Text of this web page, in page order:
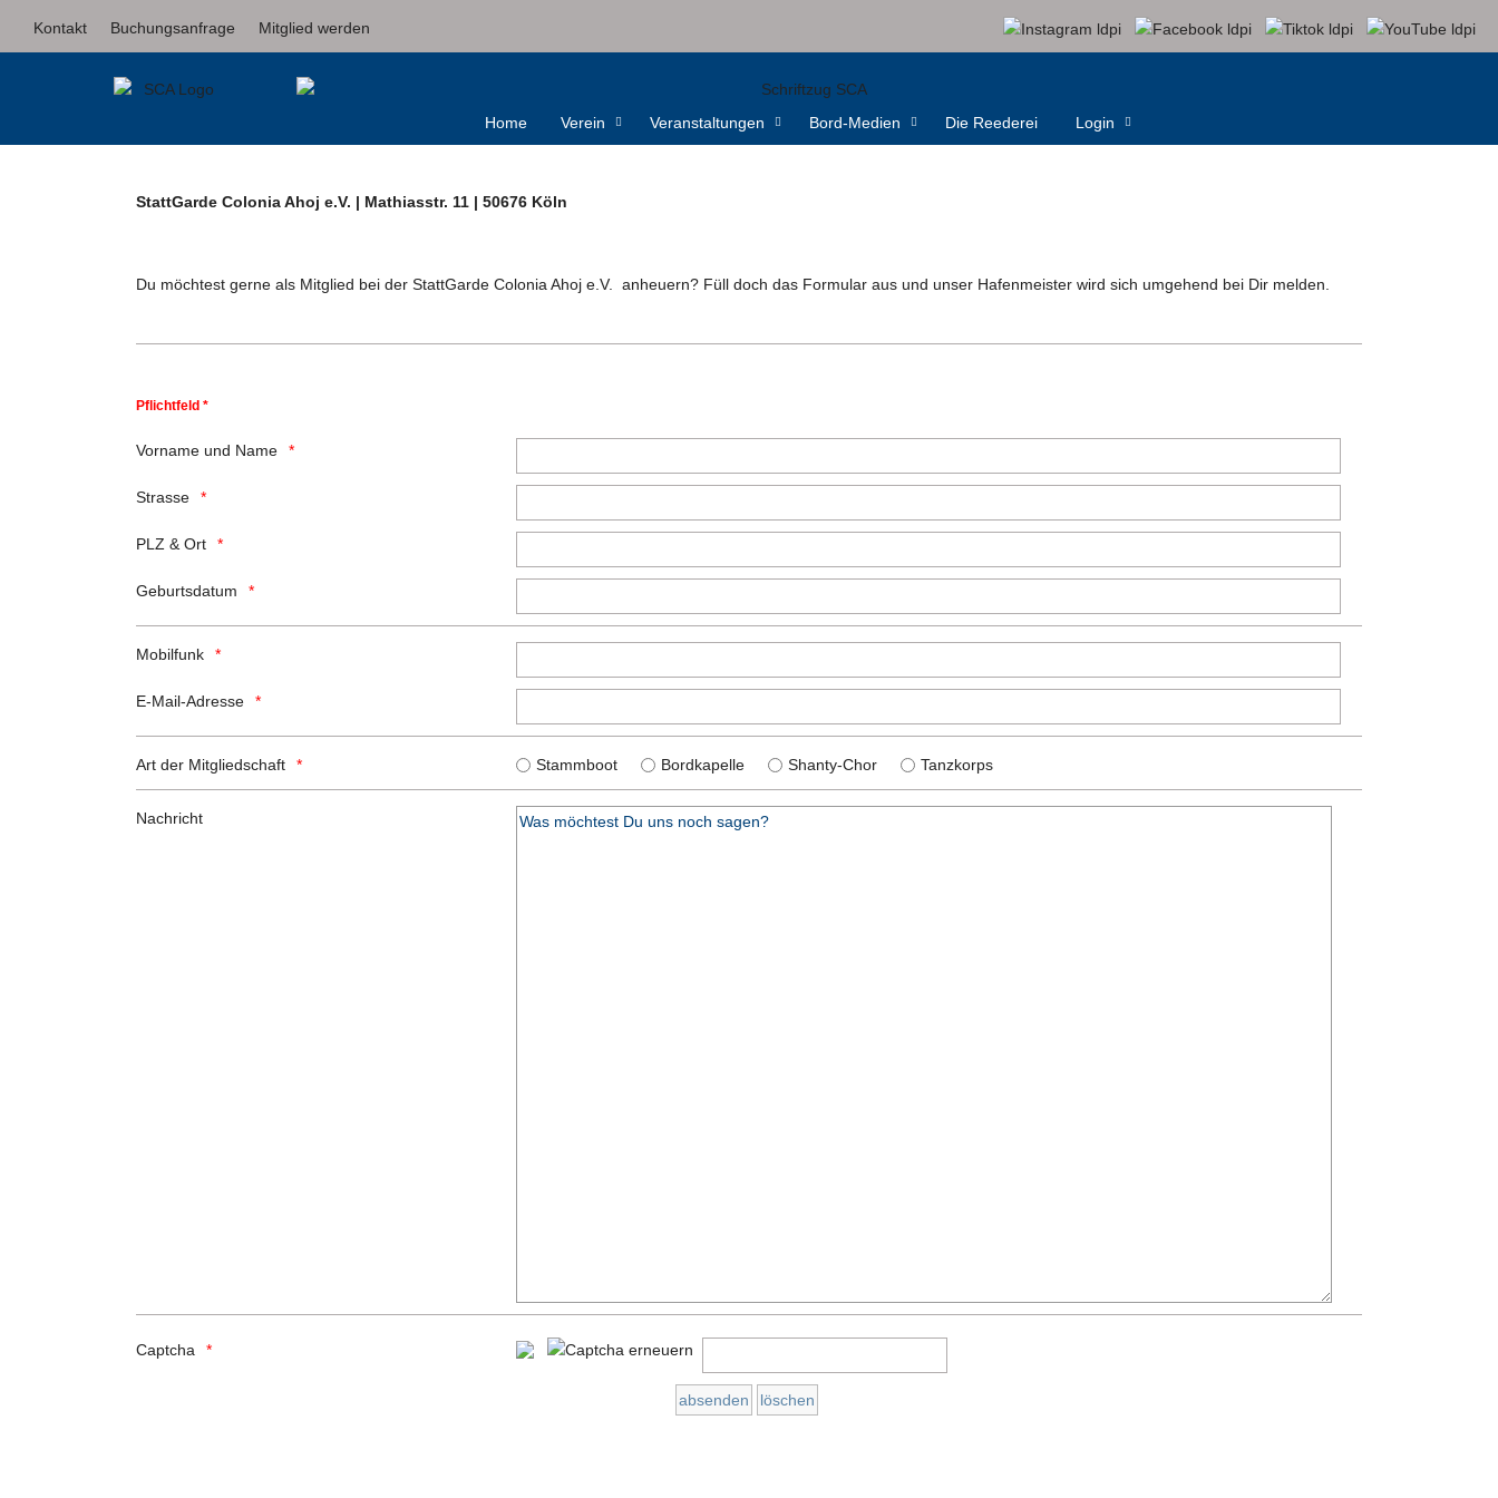
Kontakt Buchungsanfrage Mitglied werden
Home Verein Veranstaltungen Bord-Medien Die Reederei Login
StattGarde Colonia Ahoj e.V. | Mathiasstr. 11 | 50676 Köln
Du möchtest gerne als Mitglied bei der StattGarde Colonia Ahoj e.V. anheuern? Füll doch das Formular aus und unser Hafenmeister wird sich umgehend bei Dir melden.
Pflichtfeld *
Vorname und Name
Strasse
PLZ & Ort
Geburtsdatum
Mobilfunk
E-Mail-Adresse
Art der Mitgliedschaft Stammboot Bordkapelle Shanty-Chor Tanzkorps
Nachricht
Captcha